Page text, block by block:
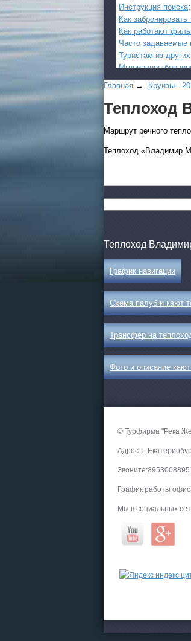
Инструкция поиска;
Как забронировать
Как работают
Часто задаваемые
Туристам из
Мгновенное
Самые
Автобусные
Соль-Илецк
Детские лагеря
(реализация
в конце августа)
Круизы
Главная → Круизы -
Теплоход
Маршрут речного
Теплоход «Владимир
Теплоход
График навигации
Схема палуб и кают
Трансфер на
Фото и описание
© Турфирма "Река
Адрес: г.
График работы
Мы в социальных